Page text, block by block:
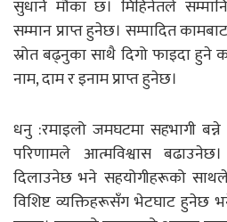
सुधार्ने मौका छ। मिहिनेतले
सम्मान प्राप्त हुनेछ। सम्पादित
स्रोत बढ्नुका साथै दिगो फाइदा हुने
नाम, दाम र इनाम प्राप्त हुनेछ।
धनु :रमाइलो जमघटमा सहभागी
परिणामले आत्मविश्वास
दिलाउनेछ भने सहयोगीहरूको
विशिष्ट व्यक्तिहरूसँग भेटघाट हुनेछ